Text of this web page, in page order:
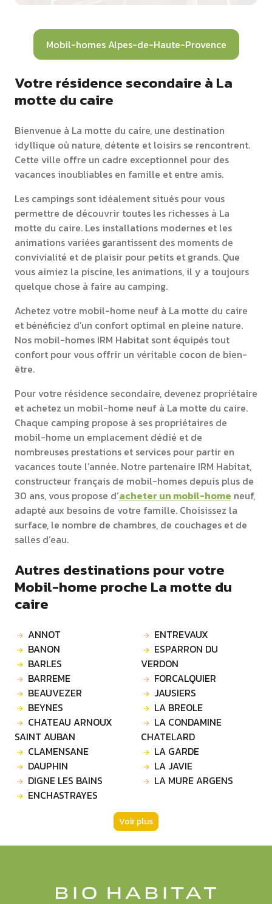
Mobil-homes Alpes-de-Haute-Provence
Votre résidence secondaire à La
motte du caire
Bienvenue à La motte du caire, une destination
idyllique où nature, détente et loisirs se rencontrent.
Cette ville offre un cadre exceptionnel pour des
vacances inoubliables en famille et entre amis.
Les campings sont idéalement situés pour vous
permettre de découvrir toutes les richesses à La
motte du caire. Les installations modernes et les
animations variées garantissent des moments de
convivialité et de plaisir pour petits et grands. Que
vous aimiez la piscine, les animations, il y a toujours
quelque chose à faire au camping.
Achetez votre mobil-home neuf à La motte du caire
et bénéficiez d’un confort optimal en pleine nature.
Nos mobil-homes IRM Habitat sont équipés tout
confort pour vous offrir un véritable cocon de bien-
être.
Pour votre résidence secondaire, devenez propriétaire
et achetez un mobil-home neuf à La motte du caire.
Chaque camping propose à ses propriétaires de
mobil-home un emplacement dédié et de
nombreuses prestations et services pour partir en
vacances toute l’année. Notre partenaire IRM Habitat,
constructeur français de mobil-homes depuis plus de
30 ans, vous propose d’acheter un mobil-home neuf,
adapté aux besoins de votre famille. Choisissez la
surface, le nombre de chambres, de couchages et de
salles d’eau.
Autres destinations pour votre
Mobil-home proche La motte du
caire
ANNOT
BANON
BARLES
BARREME
BEAUVEZER
BEYNES
CHATEAU ARNOUX
SAINT AUBAN
CLAMENSANE
DAUPHIN
DIGNE LES BAINS
ENCHASTRAYES
ENTREVAUX
ESPARRON DU
VERDON
FORCALQUIER
JAUSIERS
LA BREOLE
LA CONDAMINE
CHATELARD
LA GARDE
LA JAVIE
LA MURE ARGENS
Voir plus